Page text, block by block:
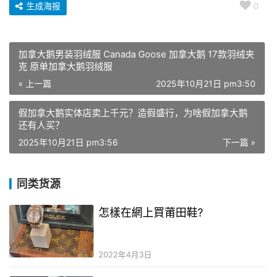
0
生成海报
加拿大鹅男装羽绒服 Canada Goose 加拿大鹅 17款羽绒夹
克 原单加拿大鹅羽绒服
« 上一篇 2025年10月21日 pm3:50
假加拿大鹅实体店卖上千元？造假盛行，为啥假加拿大鹅
还有人买？
下一篇 »
2025年10月21日 pm3:56
同类货源
怎樣在網上買莆田鞋?
2022年4月3日